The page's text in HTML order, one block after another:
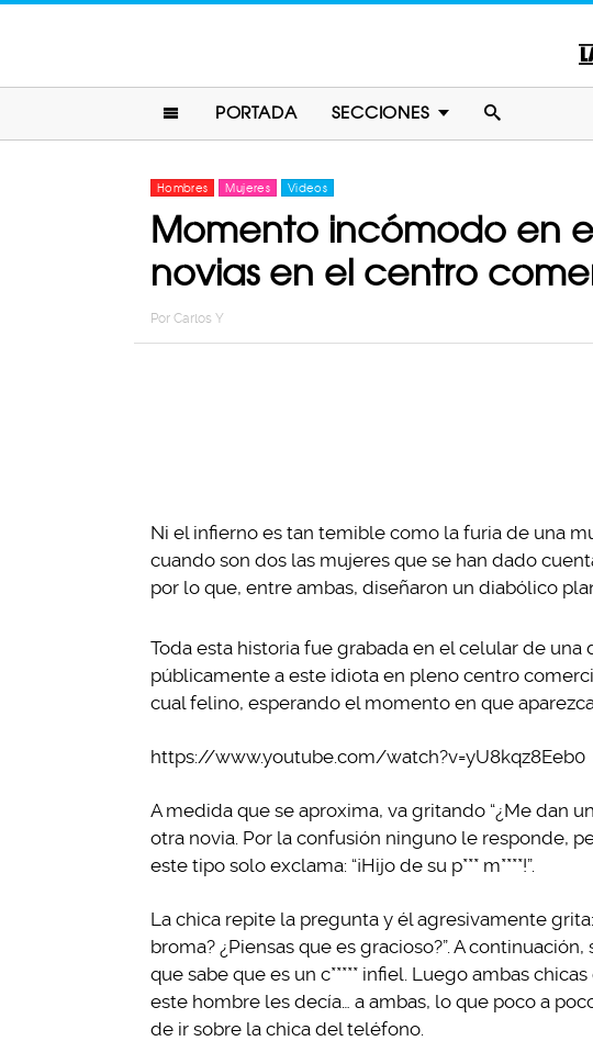
PORTADA SECCIONES
Hombres Mujeres Videos
Momento incómodo en
novias en el centro
Por Carlos Y
Ni el infierno es tan temible como la furia de una
cuando son dos las mujeres que se han dado
por lo que, entre ambas, diseñaron un diabólico
Toda esta historia fue grabada en el celular de una
públicamente a este idiota en pleno centro
cual felino, esperando el momento en que
https://www.youtube.com/watch?v=yU8kqz8Eeb0
A medida que se aproxima, va gritando “¿Me dan
otra novia. Por la confusión ninguno le responde,
este tipo solo exclama: “¡Hijo de su p*** m****!”.
La chica repite la pregunta y él agresivamente grita:
broma? ¿Piensas que es gracioso?”. A
que sabe que es un c***** infiel. Luego ambas
este hombre les decía… a ambas, lo que poco a
de ir sobre la chica del teléfono.